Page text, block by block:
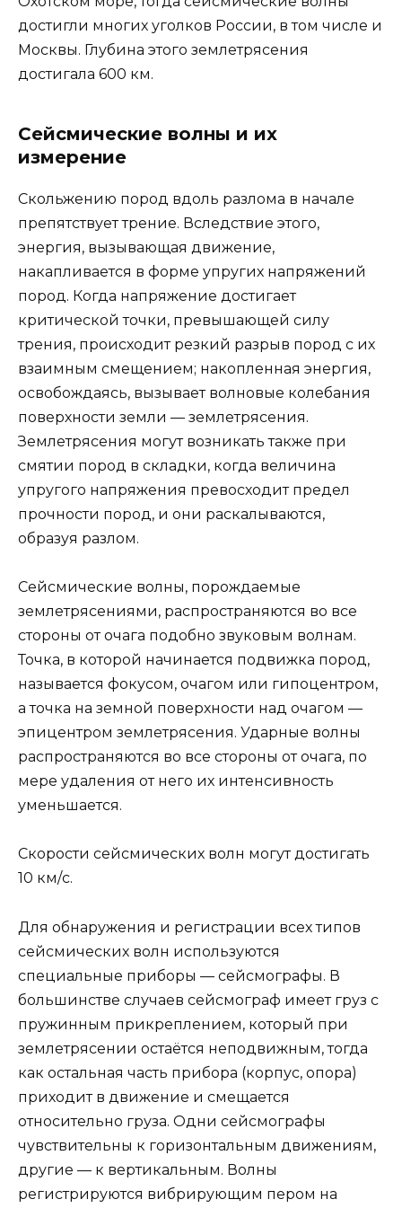
достигли многих уголков России, в том числе и
Москвы. Глубина этого землетрясения
достигала 600 км.
Сейсмические волны и их
измерение
Скольжению пород вдоль разлома в начале
препятствует трение. Вследствие этого,
энергия, вызывающая движение,
накапливается в форме упругих напряжений
пород. Когда напряжение достигает
критической точки, превышающей силу
трения, происходит резкий разрыв пород с их
взаимным смещением; накопленная энергия,
освобождаясь, вызывает волновые колебания
поверхности земли — землетрясения.
Землетрясения могут возникать также при
смятии пород в складки, когда величина
упругого напряжения превосходит предел
прочности пород, и они раскалываются,
образуя разлом.
Сейсмические волны, порождаемые
землетрясениями, распространяются во все
стороны от очага подобно звуковым волнам.
Точка, в которой начинается подвижка пород,
называется фокусом, очагом или гипоцентром,
а точка на земной поверхности над очагом —
эпицентром землетрясения. Ударные волны
распространяются во все стороны от очага, по
мере удаления от него их интенсивность
уменьшается.
Скорости сейсмических волн могут достигать
10 км/с.
Для обнаружения и регистрации всех типов
сейсмических волн используются
специальные приборы — сейсмографы. В
большинстве случаев сейсмограф имеет груз с
пружинным прикреплением, который при
землетрясении остаётся неподвижным, тогда
как остальная часть прибора (корпус, опора)
приходит в движение и смещается
относительно груза. Одни сейсмографы
чувствительны к горизонтальным движениям,
другие — к вертикальным. Волны
регистрируются вибрирующим пером на